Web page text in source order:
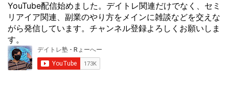
YouTube配信始めました。デイトレ関連だけでなく、セミ
リアイア関連、副業のやり方をメインに雑談などを交えな
がら発信しています。チャンネル登録よろしくお願いしま
す。